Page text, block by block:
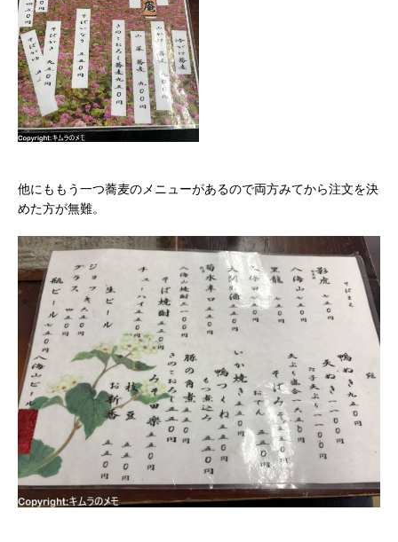
他にももう一つ蕎麦のメニューがあるので両方みてから注文を決
めた方が無難。